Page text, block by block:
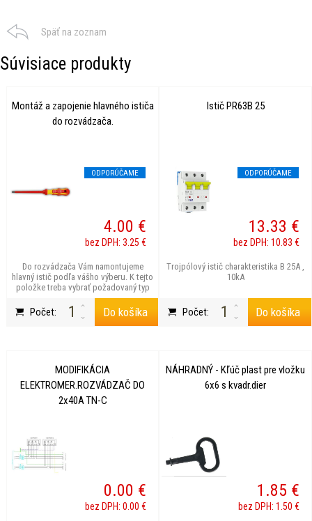
Späť na zoznam
Súvisiace produkty
ODPORÚČAME
Montáž a zapojenie hlavného ističa
do rozvádzača.
Do rozvádzača Vám namontujeme
hlavný istič podľa vášho výberu. K tejto
položke treba vybrať požadovaný typ
4.00 €
bez DPH: 3.25 €
Počet: Do košíka
ODPORÚČAME
Istič PR63B 25
Trojpólový istič charakteristika B 25A ,
10kA
13.33 €
bez DPH: 10.83 €
Počet: Do košíka
MODIFIKÁCIA
ELEKTROMER.ROZVÁDZAČ DO
2x40A TN-C
0.00 €
bez DPH: 0.00 €
NÁHRADNÝ - Kľúč plast pre vložku
6x6 s kvadr.dier
1.85 €
bez DPH: 1.50 €